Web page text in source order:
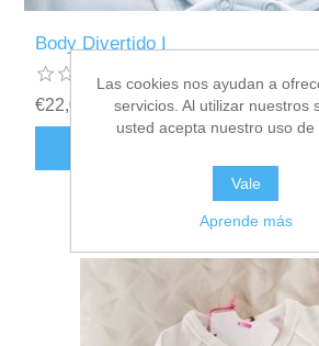
Body Divertido I
€22,00 incl impuestos
Las cookies nos ayudan a
servicios. Al utilizar nuestros
usted acepta nuestro uso de
Vale
Aprende más